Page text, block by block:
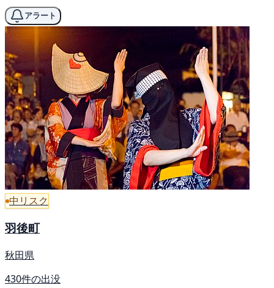
アラート
中リスク
羽後町
秋田県
430件の出没